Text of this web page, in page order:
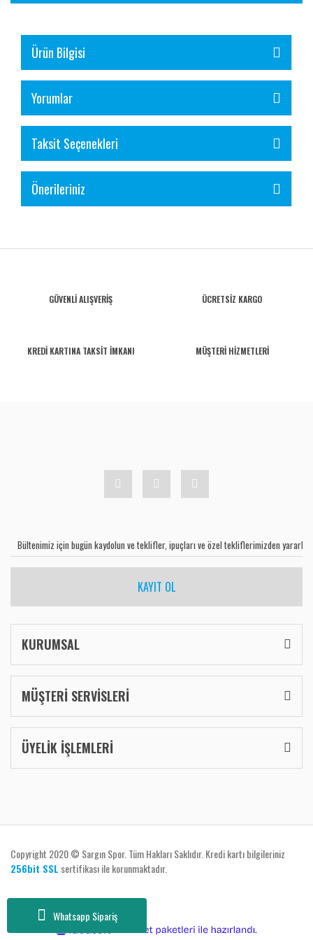
Whatsapp Sipariş
Ürün Bilgisi
Yorumlar
Taksit Seçenekleri
Önerileriniz
GÜVENLİ ALIŞVERİŞ ÜCRETSİZ KARGO
KREDİ KARTINA TAKSİT İMKANI MÜŞTERİ HİZMETLERİ
KAYIT OL
KURUMSAL
MÜŞTERİ SERVİSLERİ
ÜYELİK İŞLEMLERİ
Copyright 2020 © Sargın Spor. Tüm Hakları Saklıdır. Kredi kartı bilgileriniz
256bit SSL sertifikası ile korunmaktadır.
e-